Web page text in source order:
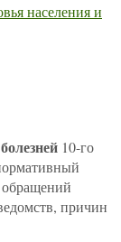
населения и
10-го
обращений
причин